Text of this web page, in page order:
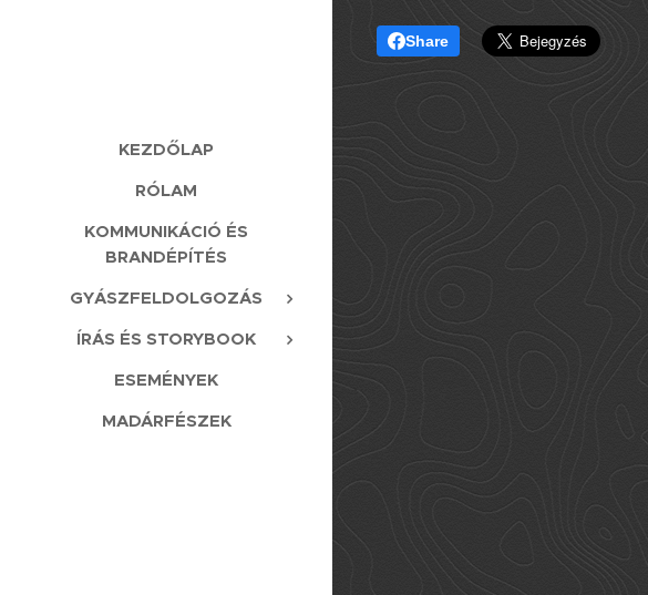
KEZDŐLAP
RÓLAM
KOMMUNIKÁCIÓ ÉS
BRANDÉPÍTÉS
GYÁSZFELDOLGOZÁS
ÍRÁS ÉS STORYBOOK
ESEMÉNYEK
MADÁRFÉSZEK
Share